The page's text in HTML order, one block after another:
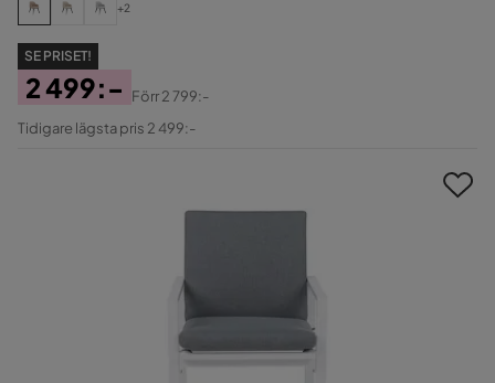
+2
SE PRISET!
Pris
2 499:-
Original
Förr2 799:-
Tidigare lägsta pris 2 499:-